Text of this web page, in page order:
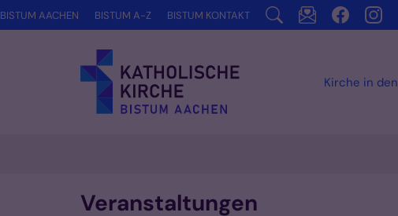
Zum Inhalt springen
Kirche in
BISTUM AACHEN BISTUM A-Z BISTUM KONTAKT
Veranstaltungen